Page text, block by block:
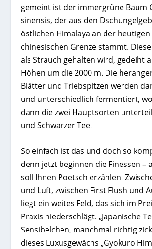
gemeint ist der immergrüne Baum
sinensis, der aus den
östlichen Himalaya an der
chinesischen Grenze stammt.
als Strauch gehalten wird, gedeiht
Höhen um die 2000 m. Die
Blätter und Triebspitzen werden
und unterschiedlich fermentiert,
dann die zwei Hauptsorten
und Schwarzer Tee.
So einfach ist das und doch so
denn jetzt beginnen die Finessen –
soll Ihnen Poetsch erzählen.
und Luft, zwischen First Flush und
liegt ein weites Feld, das sich im
Praxis niederschlägt. „Japanische
Sensibelchen, manchmal richtig
dieses Luxusgewächs „Gyokuro